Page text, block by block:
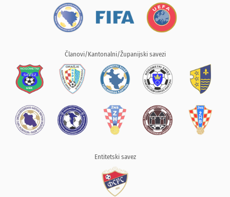
Članovi/Kantonalni/Županijski savezi
Entitetski savez